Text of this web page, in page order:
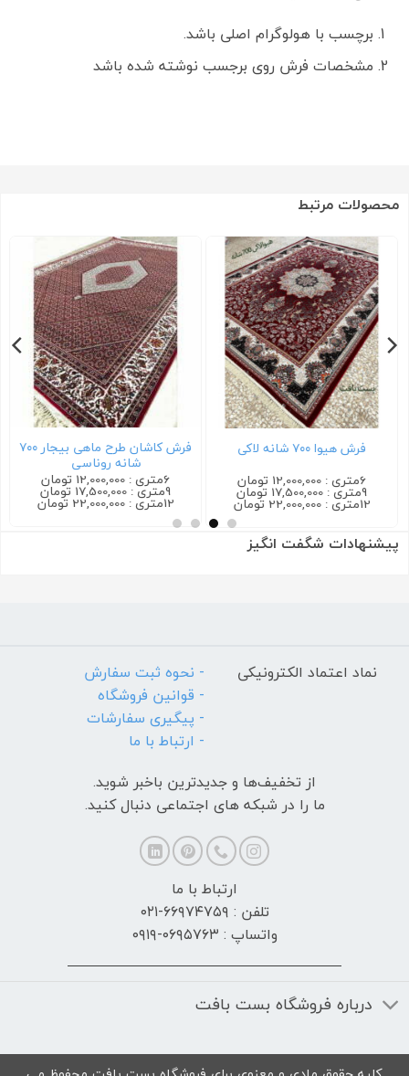
برچسب با هولوگرام اصلی باشد.
مشخصات فرش روی برجسب نوشته شده باشد
محصولات مرتبط
فرش هیوا ۷۰۰ شانه لاکی
6متری : 12,000,000 تومان
9متری : 17,500,000 تومان
12متری : 22,000,000 تومان
فرش کاشان طرح ماهی بیجار ۷۰۰
شانه روناسی
6متری : 12,000,000 تومان
9متری : 17,500,000 تومان
12متری : 22,000,000 تومان
پیشنهادات شگفت انگیز
نماد اعتماد الکترونیکی
- نحوه ثبت سفارش
- قوانین فروشگاه
- پیگیری سفارشات
- ارتباط با ما
از تخفیف‌ها و جدیدترین‌ باخبر شوید.
ما را در شبکه های اجتماعی دنبال کنید.
ارتباط با ما
تلفن : ۶۶۹۷۴۷۵۹-۰۲۱
واتساپ : ۰۶۹۵۷۶۳-۰۹۱۹
درباره فروشگاه بست بافت